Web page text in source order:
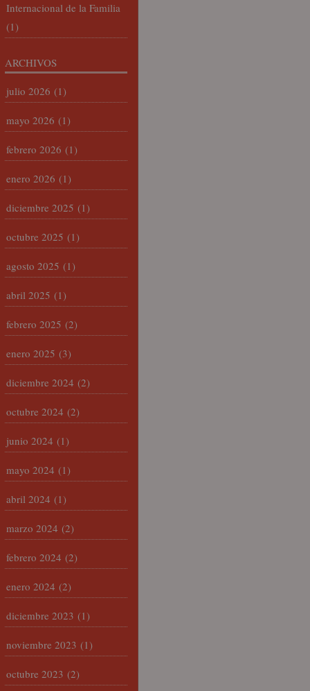
Internacional de la Familia
(1)
ARCHIVOS
julio 2026 (1)
mayo 2026 (1)
febrero 2026 (1)
enero 2026 (1)
diciembre 2025 (1)
octubre 2025 (1)
agosto 2025 (1)
abril 2025 (1)
febrero 2025 (2)
enero 2025 (3)
diciembre 2024 (2)
octubre 2024 (2)
junio 2024 (1)
mayo 2024 (1)
abril 2024 (1)
marzo 2024 (2)
febrero 2024 (2)
enero 2024 (2)
diciembre 2023 (1)
noviembre 2023 (1)
octubre 2023 (2)